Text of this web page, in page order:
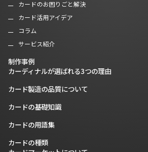
カードのお困りごと解決
カード活用アイデア
コラム
サービス紹介
制作事例
カーディナルが選ばれる3つの理由
カード製造の品質について
カードの基礎知識
カードの用語集
カードの種類